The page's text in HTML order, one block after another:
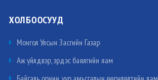
ХОЛБООСУУД
Монгол Улсын Засгийн Газар
Аж үйлдвэр, эрдэс баялгийн яам